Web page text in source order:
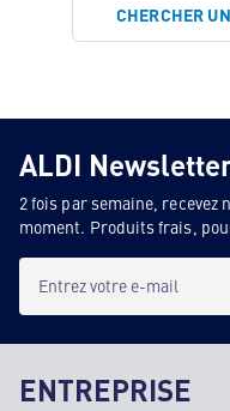
CHERCHER
ALDI
2 fois par semaine, recevez
moment. Produits frais,
Entrez votre e-mail
ENTREPRISE